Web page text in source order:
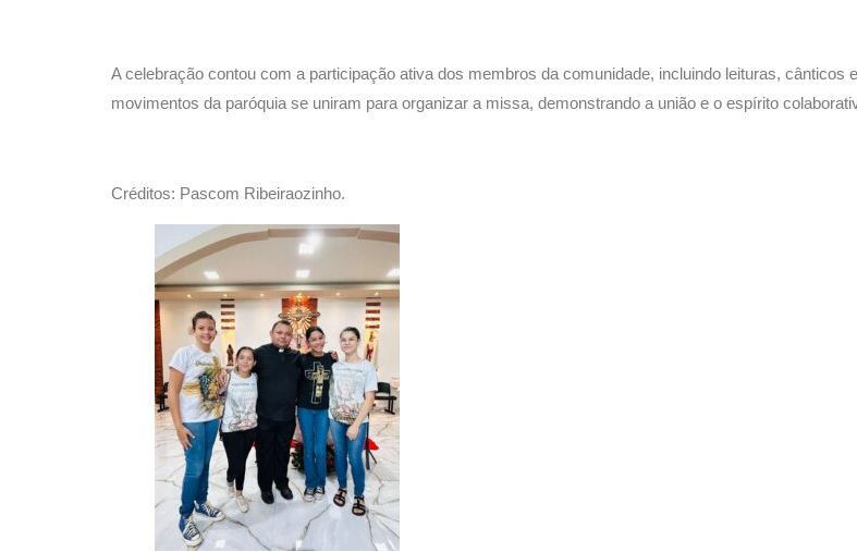
A celebração contou com a participação ativa dos membros da comunidade, incluindo leituras,
movimentos da paróquia se uniram para organizar a missa, demonstrando a união e o espírito
Créditos: Pascom Ribeiraozinho.